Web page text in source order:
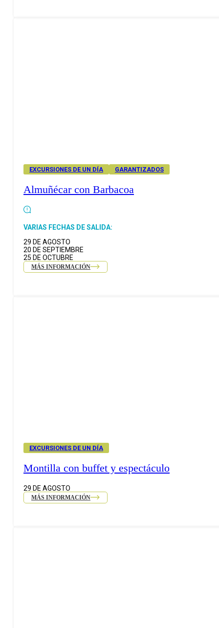
EXCURSIONES DE UN DÍA GARANTIZADOS
Almuñécar con Barbacoa
VARIAS FECHAS DE SALIDA:
29 DE AGOSTO
20 DE SEPTIEMBRE
25 DE OCTUBRE
MÁS INFORMACIÓN
EXCURSIONES DE UN DÍA
Montilla con buffet y espectáculo
29 DE AGOSTO
MÁS INFORMACIÓN